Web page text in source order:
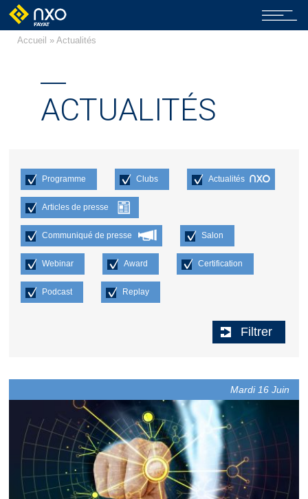
Accueil » Actualités
ACTUALITÉS
Programme Clubs Actualités
Articles de presse
Communiqué de presse Salon
Webinar Award Certification
Podcast Replay
Filtrer
Mardi 16 Juin